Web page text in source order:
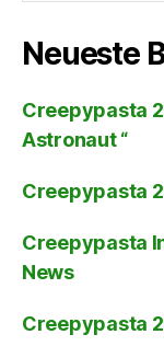
Neueste
Creepypasta
Astronaut “
Creepypasta
Creepypasta
News
Creepypasta